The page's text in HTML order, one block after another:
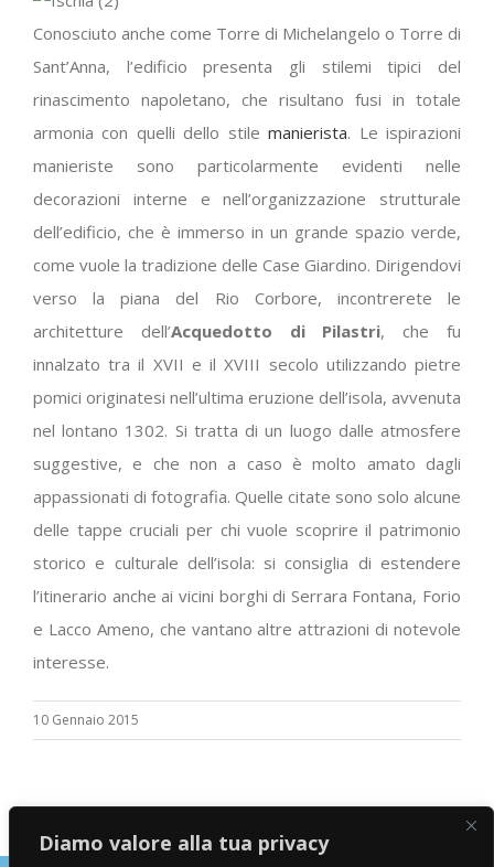
Diamo valore alla tua privacy
Conosciuto anche come Torre di Michelangelo o Torre di
Sant’Anna, l’edificio presenta gli stilemi tipici del
rinascimento napoletano, che risultano fusi in totale
armonia con quelli dello stilemanierista. Le ispirazioni
manieriste sono particolarmente evidenti nelle
decorazioni interne e nell’organizzazione strutturale
dell’edificio, che è immerso in un grande spazio verde,
come vuole la tradizione delle Case Giardino. Dirigendovi
verso la piana del Rio Corbore, incontrerete le
architetture dell’Acquedotto di Pilastri, che fu
innalzato tra il XVII e il XVIII secolo utilizzando pietre
pomici originatesi nell’ultima eruzione dell’isola, avvenuta
nel lontano 1302. Si tratta di un luogo dalle atmosfere
suggestive, e che non a caso è molto amato dagli
appassionati di fotografia. Quelle citate sono solo alcune
delle tappe cruciali per chi vuole scoprire il patrimonio
storico e culturale dell’isola: si consiglia di estendere
l’itinerario anche ai vicini borghi di Serrara Fontana, Forio
e Lacco Ameno, che vantano altre attrazioni di notevole
interesse.
10 Gennaio 2015